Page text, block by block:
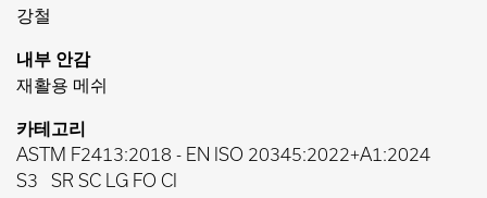
강철
내부 안감
재활용 메쉬
카테고리
ASTM F2413:2018 - EN ISO 20345:2022+A1:2024
S3
SR SC LG FO CI